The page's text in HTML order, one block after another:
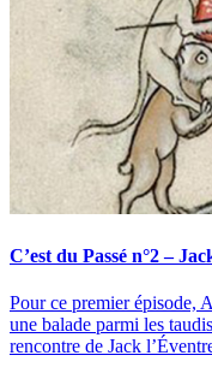
C’est du Passé n°2 –
Pour ce premier épisode,
une balade parmi les
rencontre de Jack